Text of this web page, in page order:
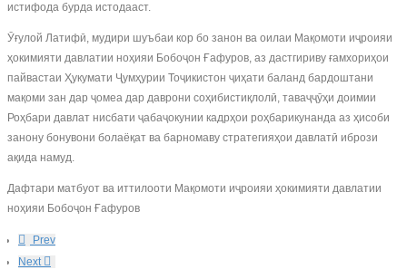
истифода бурда истодааст.
Ӯғулой Латифӣ, мудири шуъбаи кор бо занон ва оилаи Мақомоти иҷроияи
ҳокимияти давлатии ноҳияи Бобоҷон Ғафуров, аз дастгириву ғамхориҳои
пайвастаи Ҳукумати Ҷумҳурии Тоҷикистон ҷиҳати баланд бардоштани
мақоми зан дар ҷомеа дар даврони соҳибистиқлолӣ, таваҷҷӯҳи доимии
Роҳбари давлат нисбати ҷабаҷокунии кадрҳои роҳбарикунанда аз ҳисоби
занону бонувони болаёқат ва барномаву стратегияҳои давлатӣ ибрози
ақида намуд.
Дафтари матбуот ва иттилооти Мақомоти иҷроияи ҳокимияти давлатии
ноҳияи Бобоҷон Ғафуров
Prev
Next